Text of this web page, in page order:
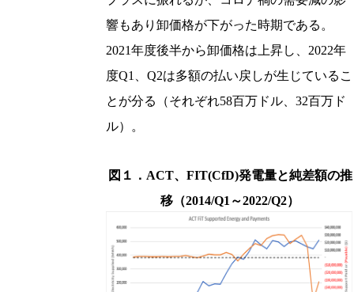
響もあり卸価格が下がった時期である。
2021年度後半から卸価格は上昇し、2022年
度Q1、Q2は多額の払い戻しが生じているこ
とが分る（それぞれ58百万ドル、32百万ド
ル）。
図１．ACT、FIT(CfD)発電量と純差額の推
移（2014/Q1～2022/Q2）